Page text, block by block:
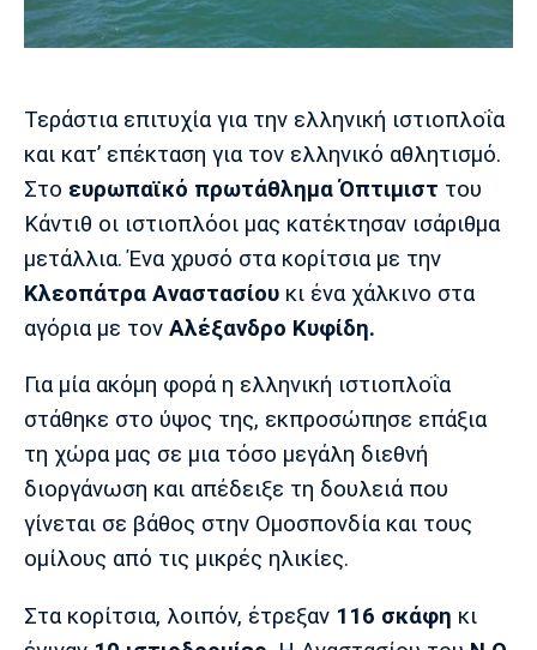
Cine Spot
Running
Παρασκήνιο
Μπαρτσελόνα
Ρεάλ
Μαδρίτης
Ατλέτικο
Μαδρίτης
Μάντσεστερ
Γιουνάιτεντ
Λίβερπουλ
Μάντσεστερ
Σίτι
Τεράστια επιτυχία για την ελληνική ιστιοπλοΐα
και κατ’ επέκταση για τον ελληνικό αθλητισμό.
Στο ευρωπαϊκό πρωτάθλημα Όπτιμιστ του
Κάντιθ οι ιστιοπλόοι μας κατέκτησαν ισάριθμα
μετάλλια. Ένα χρυσό στα κορίτσια με την
Κλεοπάτρα Αναστασίου κι ένα χάλκινο στα
αγόρια με τον Αλέξανδρο Κυφίδη.
Για μία ακόμη φορά η ελληνική ιστιοπλοΐα
στάθηκε στο ύψος της, εκπροσώπησε επάξια
τη χώρα μας σε μια τόσο μεγάλη διεθνή
διοργάνωση και απέδειξε τη δουλειά που
γίνεται σε βάθος στην Ομοσπονδία και τους
ομίλους από τις μικρές ηλικίες.
Στα κορίτσια, λοιπόν, έτρεξαν 116 σκάφη κι